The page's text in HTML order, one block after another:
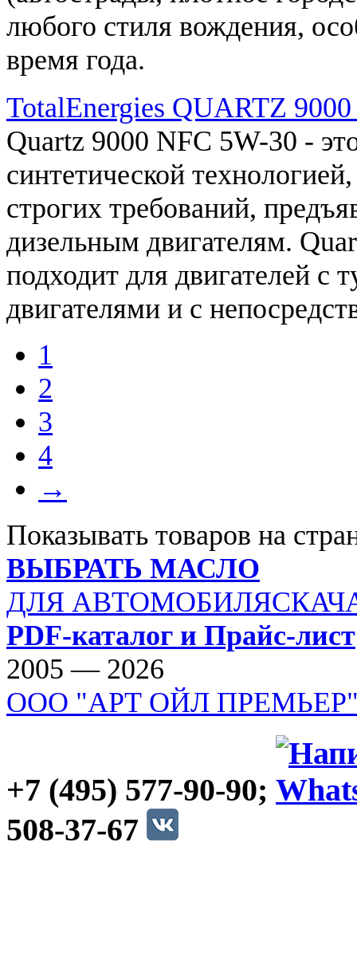
любого стиля вождения,
время года.
TotalEnergies QUARTZ
Quartz 9000 NFC 5W-30 -
синтетической технологией,
строгих требований,
дизельным двигателям.
подходит для двигателей с
двигателями и с
1
2
3
4
→
Показывать товаров на
ВЫБРАТЬ МАСЛО
ДЛЯ АВТОМОБИЛЯ
PDF-каталог и Прайс-лист
2005 — 2026
ООО "АРТ ОЙЛ
+7 (495) 577-90-90;
508-37-67